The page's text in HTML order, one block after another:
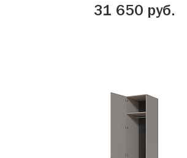
31 650 руб.